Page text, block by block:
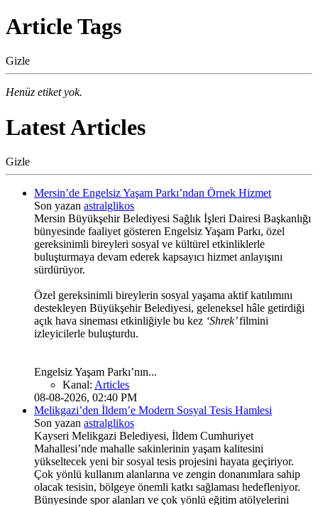
Article Tags
Gizle
Henüz etiket yok.
Latest Articles
Gizle
Mersin’de Engelsiz Yaşam Parkı’ndan Örnek Hizmet
Son yazan astralglikos
Mersin Büyükşehir Belediyesi Sağlık İşleri Dairesi Başkanlığı
bünyesinde faaliyet gösteren Engelsiz Yaşam Parkı, özel
gereksinimli bireyleri sosyal ve kültürel etkinliklerle
buluşturmaya devam ederek kapsayıcı hizmet anlayışını
sürdürüyor.
Özel gereksinimli bireylerin sosyal yaşama aktif katılımını
destekleyen Büyükşehir Belediyesi, geleneksel hâle getirdiği
açık hava sineması etkinliğiyle bu kez ‘Shrek’filmini
izleyicilerle buluşturdu.
Engelsiz Yaşam Parkı’nın...
Kanal: Articles
08-08-2026, 02:40 PM
Melikgazi’den İldem’e Modern Sosyal Tesis Hamlesi
Son yazan astralglikos
Kayseri Melikgazi Belediyesi, İldem Cumhuriyet
Mahallesi’nde mahalle sakinlerinin yaşam kalitesini
yükseltecek yeni bir sosyal tesis projesini hayata geçiriyor.
Çok yönlü kullanım alanlarına ve zengin donanımlara sahip
olacak tesisin, bölgeye önemli katkı sağlaması hedefleniyor.
Bünyesinde spor alanları ve çok yönlü eğitim atölyelerini